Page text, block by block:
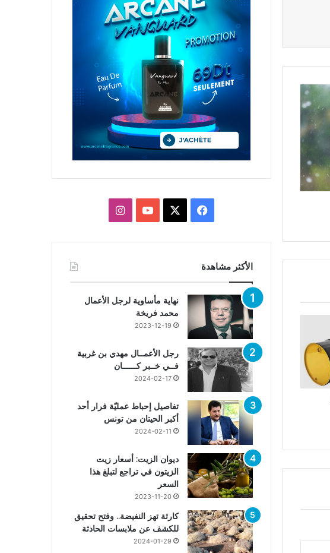
فيسبوك يوتيوبانستقرام
الأكثر مشاهدة
نهاية مأساوية لرجل الأعمال
محمد فريخة
2023-12-19
رجل الأعمــال مهدي بن غربية
فــي خــبر كــــــان
2024-02-17
تفاصيل إحباط عمليّة فرار أحد
أكبر الحيتان من تونس
2024-02-11
ديوان الزيت: أسعار زيت
الزيتون في تراجع لتبلغ هذا
السعر
2023-11-20
كارثة تهز النفيضة.. وفتح تحقيق
للكشف عن ملابسات الحادثة
2024-01-29